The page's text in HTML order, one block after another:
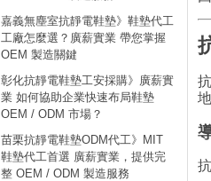
嘉義無塵室抗靜電鞋墊》鞋墊代工
工廠怎麼選？廣薪實業 帶您掌握
OEM 製造關鍵
彰化抗靜電鞋墊工安採購》廣薪實
業 如何協助企業快速布局鞋墊
OEM / ODM 市場？
苗栗抗靜電鞋墊ODM代工》MIT
鞋墊代工首選 廣薪實業，提供完
整 OEM / ODM 製造服務